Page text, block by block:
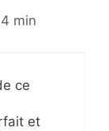
min
ce
et